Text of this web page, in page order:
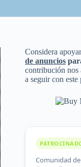
Considera
de anuncios
contribución nos
a seguir con este
Comunidad